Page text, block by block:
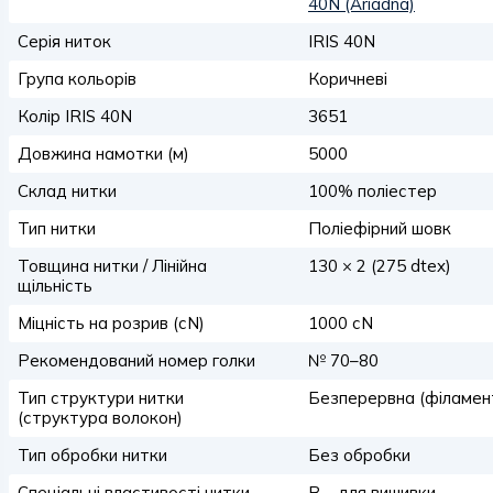
Серія ниток
IRIS 40N
Група кольорів
Коричневі
Колір IRIS 40N
3651
Довжина намотки (м)
5000
Склад нитки
100% поліестер
Тип нитки
Поліефірний шовк
Товщина нитки / Лінійна
щільність
130 × 2 (275 dtex)
Міцність на розрив (сN)
1000 сN
Рекомендований номер голки
№ 70–80
Тип структури нитки
(структура волокон)
Безперервна
Тип обробки нитки
Без обробки